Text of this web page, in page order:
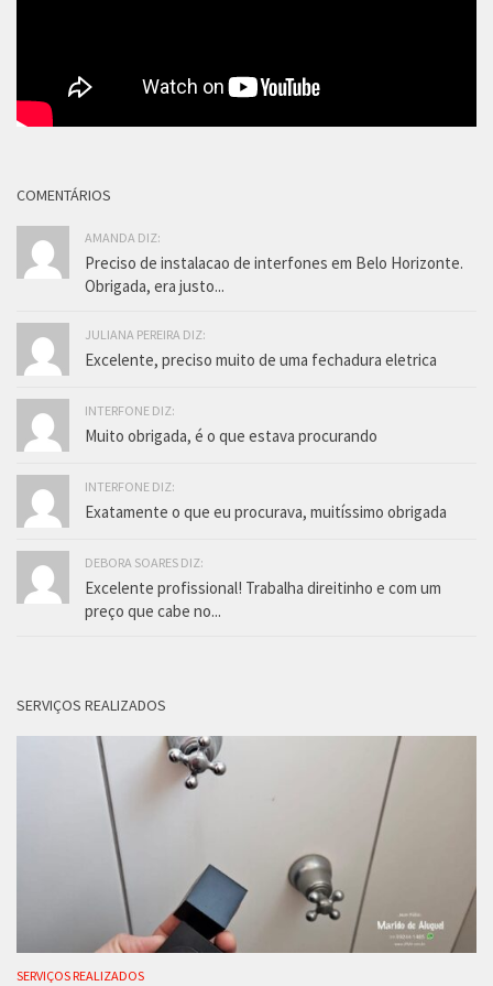
COMENTÁRIOS
AMANDA DIZ:
Preciso de instalacao de interfones em Belo Horizonte.
Obrigada, era justo...
JULIANA PEREIRA DIZ:
Excelente, preciso muito de uma fechadura eletrica
INTERFONE DIZ:
Muito obrigada, é o que estava procurando
INTERFONE DIZ:
Exatamente o que eu procurava, muitíssimo obrigada
DEBORA SOARES DIZ:
Excelente profissional! Trabalha direitinho e com um
preço que cabe no...
SERVIÇOS REALIZADOS
SERVIÇOS REALIZADOS